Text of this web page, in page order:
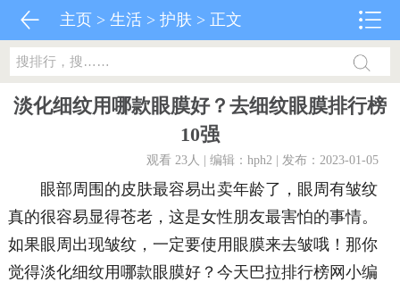
主页 >生活 >护肤 > 正文
淡化细纹用哪款眼膜好？去细纹眼膜排行榜
10强
观看 23人 | 编辑：hph2 | 发布：2023-01-05
眼部周围的皮肤最容易出卖年龄了，眼周有皱纹
真的很容易显得苍老，这是女性朋友最害怕的事情。
如果眼周出现皱纹，一定要使用眼膜来去皱哦！那你
觉得淡化细纹用哪款眼膜好？今天巴拉排行榜网小编